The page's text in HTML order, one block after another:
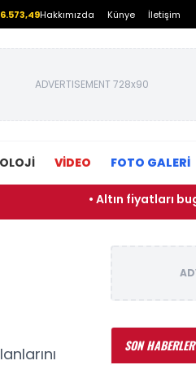
Hakkımızda Künye İletişim
ADVERTISEMENT 728x90
VİDEO FOTO GALERİ
• Altın fiyatları bugün
SON HABERLER